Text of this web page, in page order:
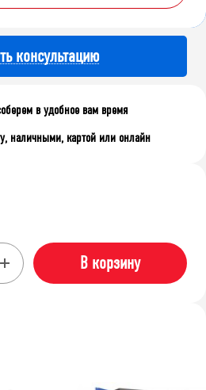
консультацию
в удобное вам время
наличными, картой или онлайн
В корзину